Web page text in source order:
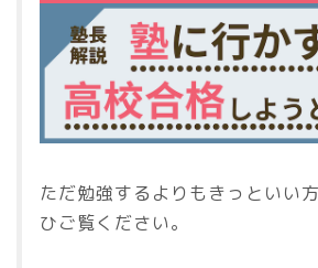
ただ勉強するよりもきっといい
ひご覧ください。